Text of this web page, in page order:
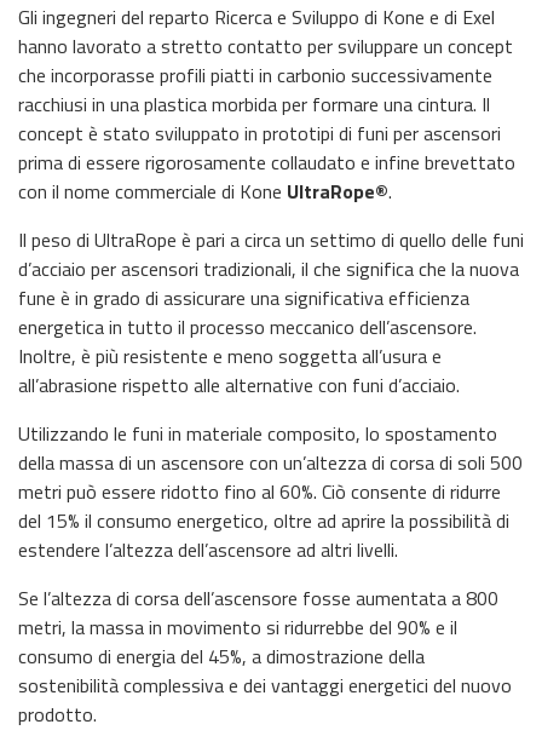
Gli ingegneri del reparto Ricerca e Sviluppo di Kone e di Exel
hanno lavorato a stretto contatto per sviluppare un concept
che incorporasse profili piatti in carbonio successivamente
racchiusi in una plastica morbida per formare una cintura. Il
concept è stato sviluppato in prototipi di funi per ascensori
prima di essere rigorosamente collaudato e infine brevettato
con il nome commerciale di Kone UltraRope®.
Il peso di UltraRope è pari a circa un settimo di quello delle funi
d’acciaio per ascensori tradizionali, il che significa che la nuova
fune è in grado di assicurare una significativa efficienza
energetica in tutto il processo meccanico dell’ascensore.
Inoltre, è più resistente e meno soggetta all’usura e
all’abrasione rispetto alle alternative con funi d’acciaio.
Utilizzando le funi in materiale composito, lo spostamento
della massa di un ascensore con un’altezza di corsa di soli 500
metri può essere ridotto fino al 60%. Ciò consente di ridurre
del 15% il consumo energetico, oltre ad aprire la possibilità di
estendere l’altezza dell’ascensore ad altri livelli.
Se l’altezza di corsa dell’ascensore fosse aumentata a 800
metri, la massa in movimento si ridurrebbe del 90% e il
consumo di energia del 45%, a dimostrazione della
sostenibilità complessiva e dei vantaggi energetici del nuovo
prodotto.